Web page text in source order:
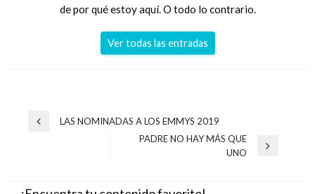
de por qué estoy aquí. O todo lo contrario.
Ver todas las entradas
Navegación
Entrada
LAS NOMINADAS A LOS EMMYS 2019
PADRE NO HAY MÁS QUE
UNO